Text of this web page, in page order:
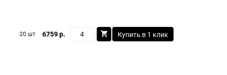
20 шт 6759 р. Купить в 1 клик